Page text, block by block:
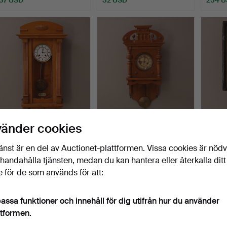
VÄGGPENDYL, träfodral,
GB, 1900-ta…
7 jun 2017
bud
32 USD
Klubbades 24 maj 2017
1 bud
1 bud
cookies
är en del av Auctionet-plattformen. Vissa cookies är
tjänsten, medan du kan hantera eller återkalla ditt
för de som används för att:
funktioner och innehåll för dig utifrån hur du använder